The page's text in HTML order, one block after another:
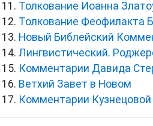
Толкование Иоанна
Толкование Феофилакта
Новый Библейский
Лингвистический.
Комментарии Давида
Ветхий Завет в Новом
Комментарии Кузнецовой